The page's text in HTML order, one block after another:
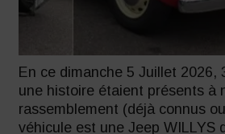
En ce dimanche 5 Juillet 2026,
une histoire étaient présents à
rassemblement (déjà connus
véhicule est une Jeep WILLYS